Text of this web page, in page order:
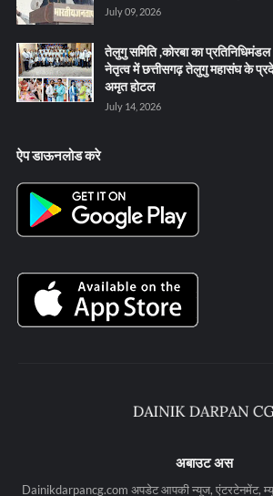
July 09, 2026
तेलुगु समिति ,कोरबा का
नेतृत्व में छत्तीसगढ़ तेलुगु महासंघ के
अमृत होटल
July 14, 2026
ऐप डाऊनलोड करे
अबाउट अस
Dainikdarpancg.com अपडेट आपकी न्यूज, एंटरटेनमेंट,